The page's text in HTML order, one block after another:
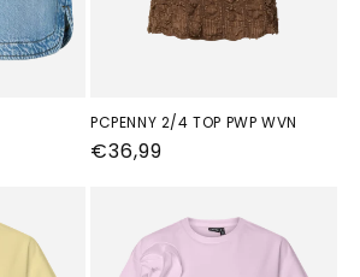
PCPENNY 2/4 TOP PWP WVN
Normale
€36,99